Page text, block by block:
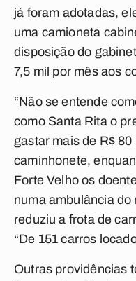
já foram adotadas,
uma camioneta
disposição do
7,5 mil por mês aos
“Não se entende
como Santa Rita o
gastar mais de R$
caminhonete,
Forte Velho os
numa ambulância do
reduziu a frota de
“De 151 carros
Outras providências